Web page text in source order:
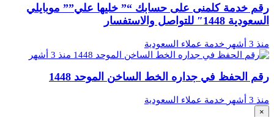
رقم خدمة كلمنى على حسابك “” خليها علي”” موبايلي
السعودية 1448″ للتواصل والاستفسار
منذ 3 أشهر
خدمة عملاء السعودية
منذ 3 أشهر
رقم الحفظ في جداره الخط الساخن الموحد 1448
منذ 3 أشهر خدمة عملاء السعودية
×